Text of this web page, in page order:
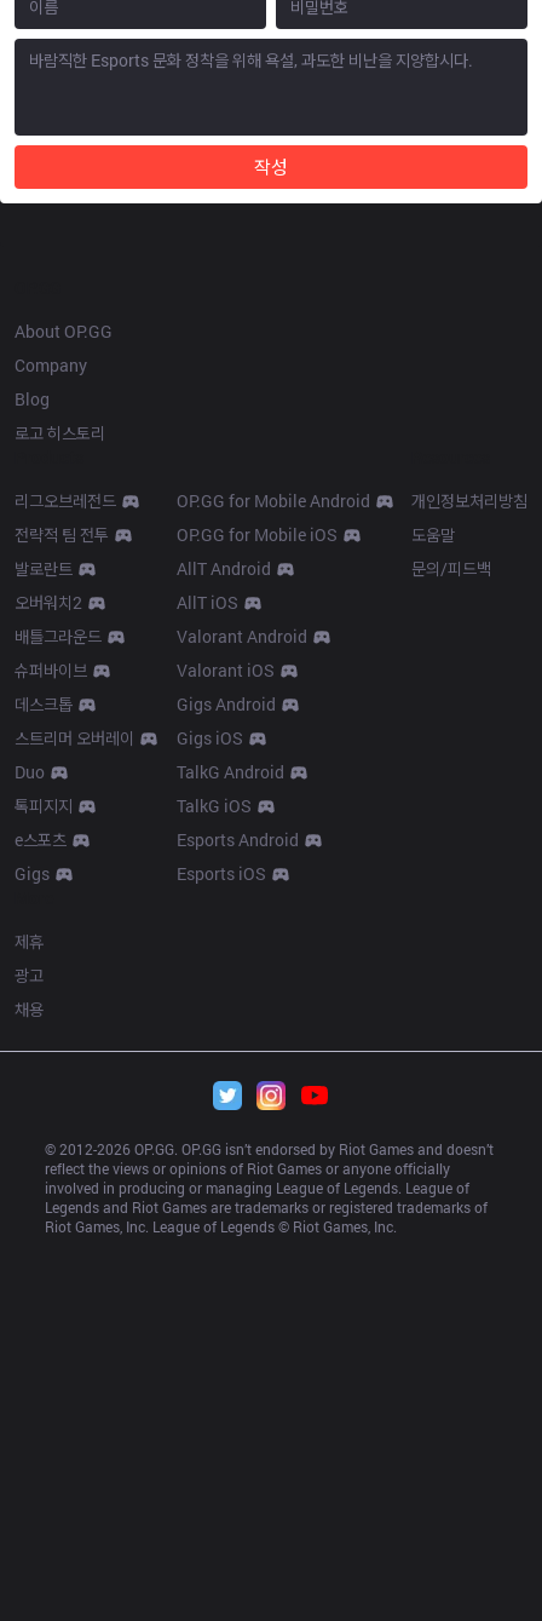
작성
About OP.GG
Company
Blog
로고 히스토리
리그오브레전드
전략적 팀 전투
발로란트
오버워치2
배틀그라운드
슈퍼바이브
데스크톱
스트리머 오버레이
Duo
톡피지지
e스포츠
Gigs
OP.GG for Mobile Android
OP.GG for Mobile iOS
AllT Android
AllT iOS
Valorant Android
Valorant iOS
Gigs Android
Gigs iOS
TalkG Android
TalkG iOS
Esports Android
Esports iOS
개인정보처리방침
도움말
문의/피드백
제휴
광고
채용
© 2012-2026 OP.GG. OP.GG isn’t endorsed by Riot Games and doesn’t
reflect the views or opinions of Riot Games or anyone officially
involved in producing or managing League of Legends. League of
Legends and Riot Games are trademarks or registered trademarks of
Riot Games, Inc. League of Legends © Riot Games, Inc.